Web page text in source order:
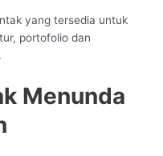
yang tersedia untuk
portofolio dan
Menunda